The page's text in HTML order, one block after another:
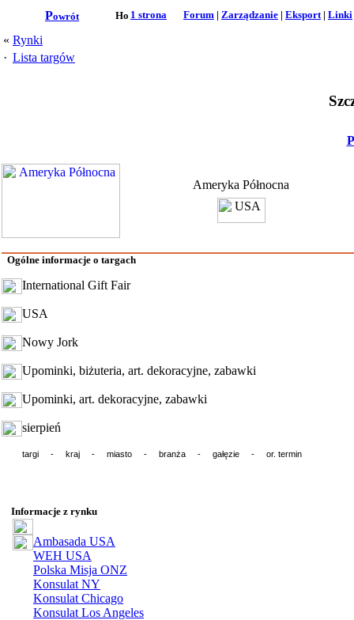
Powrót 1 strona Forum | Zarządzanie | Eksport| Linki
« Rynki
· Lista targów
Ameryka Północna
Ogólne informacje o targach
International Gift Fair
USA
Nowy Jork
Upominki, biżuteria, art. dekoracyjne, zabawki
Upominki, art. dekoracyjne, zabawki
sierpień
targi - kraj - miasto - branża - gałęzie - or. termin
Informacje z rynku
Ambasada USA
WEH USA
Polska Misja ONZ
Konsulat NY
Konsulat Chicago
Konsulat Los Angeles